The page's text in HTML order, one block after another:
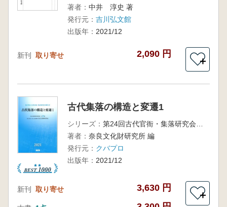
著者： 中井 淳史 著
発行元： 吉川弘文館
出版年： 2021/12
新刊 取り寄せ 2,090 円
＋
古代集落の構造と変遷1
シリーズ：
著者： 奈良文化財研究所 編
発行元： クバプロ
出版年： 2021/12
新刊 取り寄せ 3,630 円
＋